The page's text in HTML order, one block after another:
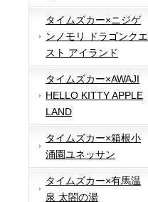
タイムズカー×ニジゲ
ンノモリ ドラゴンクエ
スト アイランド
タイムズカー×AWAJI
HELLO KITTY APPLE
LAND
タイムズカー×箱根小
涌園ユネッサン
タイムズカー×有馬温
泉 太閤の湯